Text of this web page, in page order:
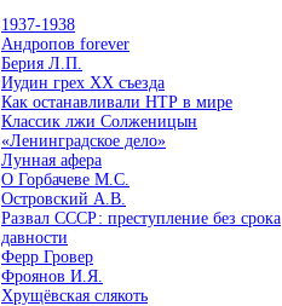
1937-1938
Андропов forever
Берия Л.П.
Иудин грех ХХ съезда
Как останавливали НТР в мире
Классик лжи Солженицын
«Ленинградское дело»
Лунная афера
О Горбачеве М.С.
Островский А.В.
Развал СССР: преступление без срока
давности
Ферр Гровер
Фроянов И.Я.
Хрущёвская слякоть